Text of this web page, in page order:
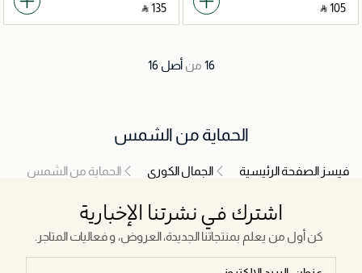
‎ ⃁ ⁦105⁩ ‎
‎ ⃁ ⁦135⁩ ‎
16 من أصل 16
الحماية من الشمس
فيسز الصفحة الرئيسية الجمال الكوري الحماية من الشمس
اشترك في نشرتنا الإخبارية
كن أول من يعلم بمنتجاتنا الجديدة، العروض، و فعاليات المتاجر.